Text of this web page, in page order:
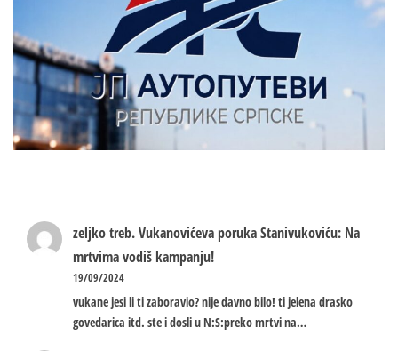
zeljko treb.Vukanovićeva poruka Stanivukoviću: Na
mrtvima vodiš kampanju!
19/09/2024
vukane jesi li ti zaboravio? nije davno bilo! ti jelena drasko
govedarica itd. ste i dosli u N:S:preko mrtvi na…